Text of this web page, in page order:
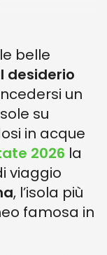
belle
desiderio
un
su
in acque
2026 la
viaggio
, l’isola più
famosa in